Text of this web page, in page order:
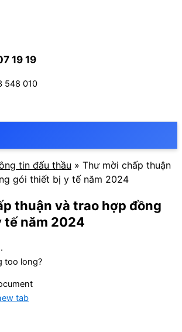
19 19
548 010
tin đấu thầu » Thư mời chấp thuận
gói thiết bị y tế năm 2024
thuận và trao hợp đồng
tế năm 2024
too long?
tab